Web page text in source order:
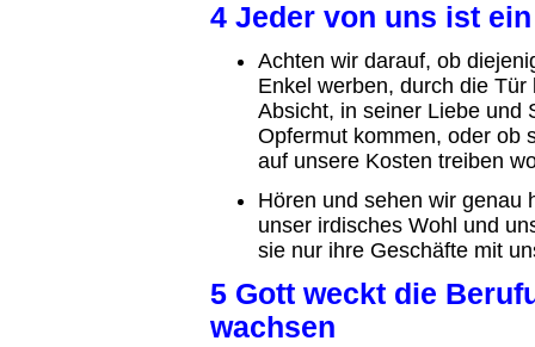
4 Jeder von uns ist
Achten wir darauf, ob
Enkel werben, durch die
Absicht, in seiner Liebe und
Opfermut kommen, oder ob
auf unsere Kosten treiben
Hören und sehen wir genau
unser irdisches Wohl und
sie nur ihre Geschäfte mit
5 Gott weckt die
wachsen